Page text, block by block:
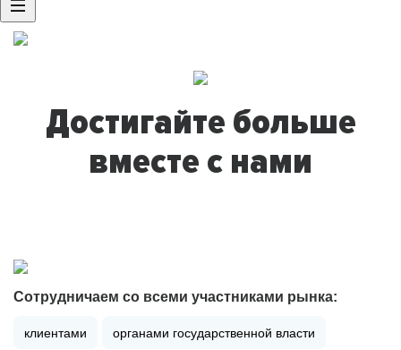
Достигайте больше
вместе с нами
Сотрудничаем со всеми участниками рынка:
клиентами органами государственной власти